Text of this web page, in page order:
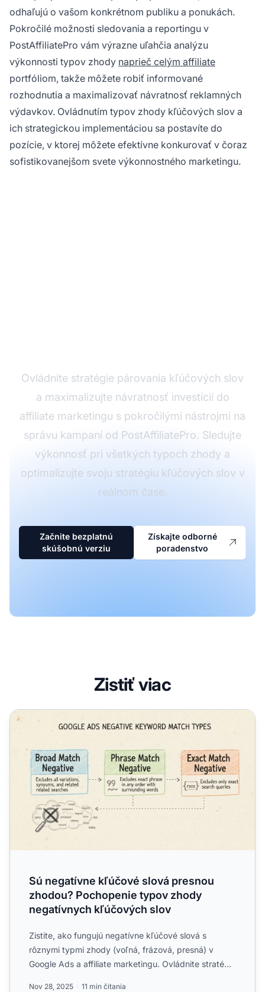
odhaľujú o vašom konkrétnom publiku a ponukách.
Pokročilé možnosti sledovania a reportingu v
PostAffiliatePro vám výrazne uľahčia analýzu
výkonnosti typov zhody naprieč celým affiliate
portfóliom, takže môžete robiť informované
rozhodnutia a maximalizovať návratnosť reklamných
výdavkov. Ovládnutím typov zhody kľúčových slov a
ich strategickou implementáciou sa postavíte do
pozície, v ktorej môžete efektívne konkurovať v čoraz
sofistikovanejšom svete výkonnostného marketingu.
Ovládnite stratégie párovania kľúčových slov
a maximalizujte návratnosť investícií do
affiliate marketingu s pokročilými nástrojmi na
správu kampaní od PostAffiliatePro. Sledujte
výkonnosť pri všetkých typoch zhody a
optimalizujte svoju stratégiu kľúčových slov v
reálnom čase.
Začnite bezplatnú
skúšobnú verziu
Získajte odborné
poradenstvo
Zistiť viac
Sú negatívne kľúčové slová presnou zhodou?
Sú negatívne kľúčové slová presnou
zhodou? Pochopenie typov zhody
negatívnych kľúčových slov
Zistite, ako fungujú negatívne kľúčové slová s
rôznymi typmi zhody (voľná, frázová, presná) v
Google Ads a affiliate marketingu. Ovládnite stratégie
Nov 28, 2025 11 min čítania